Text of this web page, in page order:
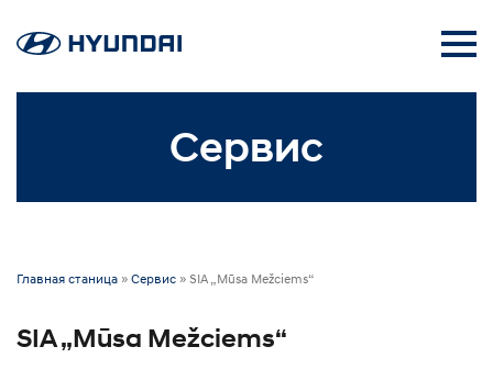
Сервис
Главная станица » Сервис » SIA „Mūsa Mežciems“
SIA „Mūsa Mežciems“